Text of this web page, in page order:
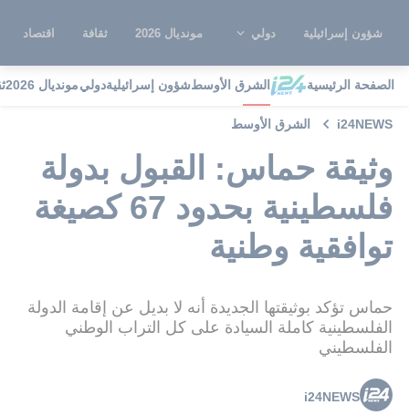
شؤون إسرائيلية دولي مونديال 2026 ثقافة اقتصاد
الصفحة الرئيسية الشرق الأوسطشؤون إسرائيليةدوليمونديال 2026
i24NEWS الشرق الأوسط
وثيقة حماس: القبول بدولة
فلسطينية بحدود 67 كصيغة
توافقية وطنية
حماس تؤكد بوثيقتها الجديدة أنه لا بديل عن إقامة الدولة
الفلسطينية كاملة السيادة على كل التراب الوطني
الفلسطيني
i24NEWS